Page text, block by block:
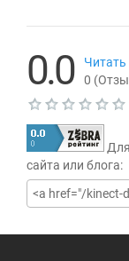
0.0
0
е
к
у
щ
а
я
ц
сайта или блога: